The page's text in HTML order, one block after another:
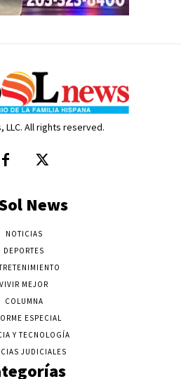
LLC. All rights reserved.
News
NOTICIAS
DEPORTES
VIVIR MEJOR
COLUMNA
ESPECIAL
Y TECNOLOGÍA
JUDICIALES